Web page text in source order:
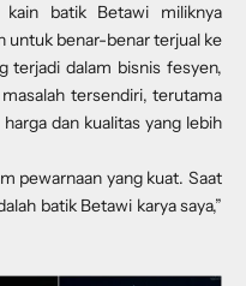
batik Betawi miliknya
untuk benar-benar terjual ke
terjadi dalam bisnis fesyen,
tersendiri, terutama
dan kualitas yang lebih
pewarnaan yang kuat. Saat
batik Betawi karya saya,”